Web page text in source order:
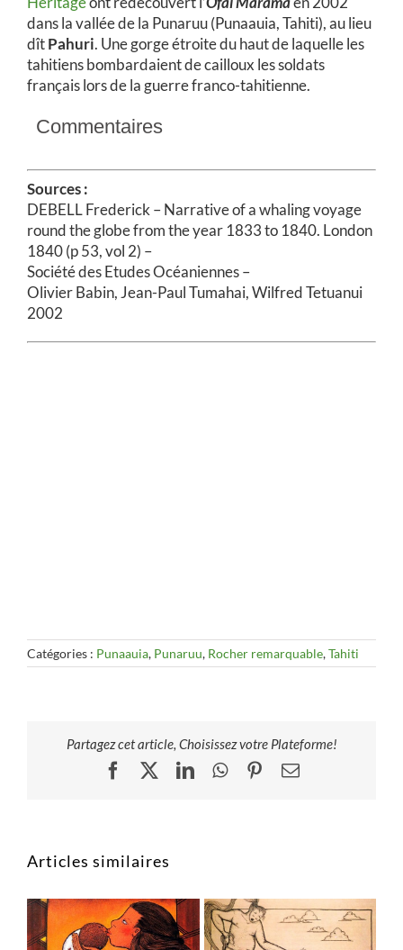
dans la vallée de la Punaruu (Punaauia, Tahiti), au lieu
dîtPahuri. Une gorge étroite du haut de laquelle les
tahitiens bombardaient de cailloux les soldats
français lors de la guerre franco-tahitienne.
Commentaires
Sources :
DEBELL Frederick – Narrative of a whaling voyage
round the globe from the year 1833 to 1840. London
1840 (p 53, vol 2) –
Société des Etudes Océaniennes –
Olivier Babin, Jean-Paul Tumahai, Wilfred Tetuanui
2002
Catégories : Punaauia, Punaruu, Rocher remarquable,Tahiti
Partagez cet article, Choisissez votre Plateforme!
FacebookLinkedInWhatsApp
Pinterest
Email
Articles similaires